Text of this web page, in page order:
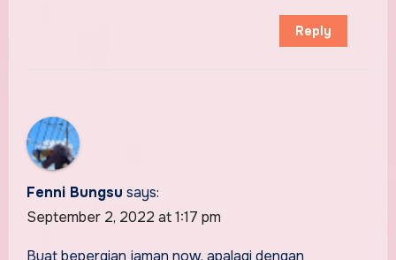
Reply
Fenni Bungsu says:
September 2, 2022 at 1:17 pm
Buat bepergian jaman now, apalagi dengan